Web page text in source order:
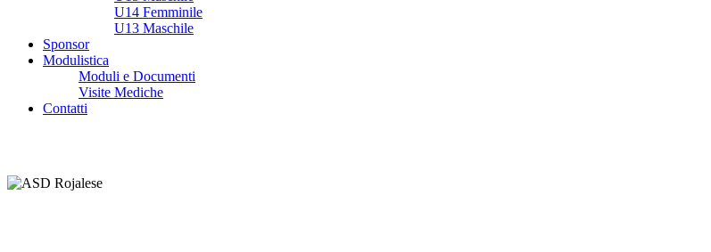
U14 Femminile
U13 Maschile
Sponsor
Modulistica
Moduli e Documenti
Visite Mediche
Contatti